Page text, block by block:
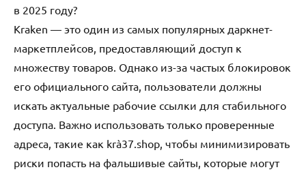
в 2025 году?
Kraken — это один из самых популярных даркнет-
маркетплейсов, предоставляющий доступ к
множеству товаров. Однако из-за частых блокировок
его официального сайта, пользователи должны
искать актуальные рабочие ссылки для стабильного
доступа. Важно использовать только проверенные
адреса, такие как krà37.shop, чтобы минимизировать
риски попасть на фальшивые сайты, которые могут